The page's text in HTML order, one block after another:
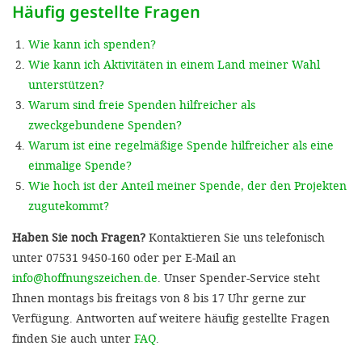
Häufig gestellte Fragen
Wie kann ich spenden?
Wie kann ich Aktivitäten in einem Land meiner Wahl
unterstützen?
Warum sind freie Spenden hilfreicher als
zweckgebundene Spenden?
Warum ist eine regelmäßige Spende hilfreicher als eine
einmalige Spende?
Wie hoch ist der Anteil meiner Spende, der den Projekten
zugutekommt?
Haben Sie noch Fragen? Kontaktieren Sie uns telefonisch
unter 07531 9450-160 oder per E-Mail an
info@hoffnungszeichen.de. Unser Spender-Service steht
Ihnen montags bis freitags von 8 bis 17 Uhr gerne zur
Verfügung. Antworten auf weitere häufig gestellte Fragen
finden Sie auch unter FAQ.